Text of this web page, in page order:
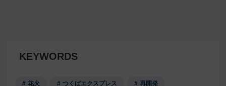
KEYWORDS
花火 つくばエクスプレス 再開発